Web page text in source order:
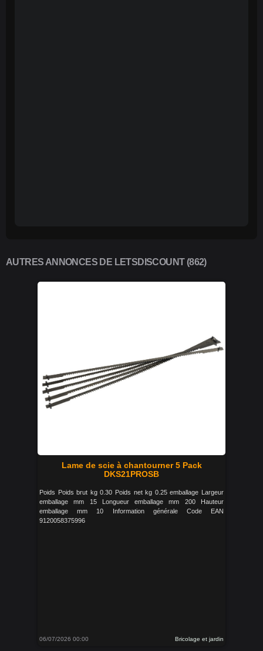
AUTRES ANNONCES DE LETSDISCOUNT (862)
Lame de scie à chantourner 5 Pack
DKS21PROSB
Poids Poids brut kg 0.30 Poids net kg 0.25 emballage Largeur
emballage mm 15 Longueur emballage mm 200 Hauteur
emballage mm 10 Information générale Code EAN
9120058375996
06/07/2026 00:00 Bricolage et jardin